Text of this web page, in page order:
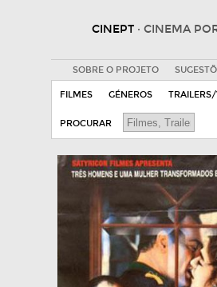
CINEPT · CINEMA
SOBRE O PROJETO
FILMES GÉNEROS
PROCURAR